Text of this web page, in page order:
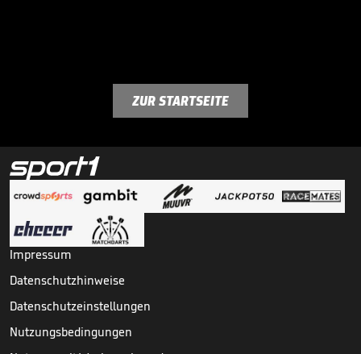
ZUR STARTSEITE
Impressum
Datenschutzhinweise
Datenschutzeinstellungen
Nutzungsbedingungen